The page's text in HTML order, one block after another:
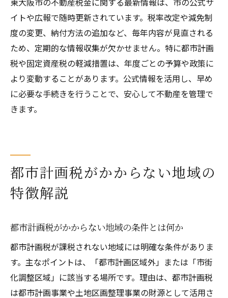
不動産税金の納税スケジュール管理の基本
納税スケジュール把握で資金計画を立てよ
う
納付期日を逃さないためのスケジュール術
不動産税金納付の分割や先払いの活用法
納税計画と固定資産税の資金準備ポイント
介
支払い方法の工夫で資金負担を分散しよう
活用
減免申請時の必要書類と注意点を押さえる
不動産税金負担を減らすための具体策を提
案
東大阪市の不動産税金対策で将来も安心
イトや広報で随時更新されています。税率改定や減免制
度の変更、納付方法の追加など、毎年内容が見直される
ため、定期的な情報収集が欠かせません。特に都市計画
税や固定資産税の軽減措置は、年度ごとの予算や政策に
より変動することがあります。公式情報を活用し、早め
に必要な手続きを行うことで、安心して不動産を管理で
きます。
都市計画税がかからない地域の
特徴解説
都市計画税がかからない地域の条件とは何か
都市計画税が課税されない地域には明確な条件がありま
す。主なポイントは、「都市計画区域外」または「市街
化調整区域」に該当する場所です。理由は、都市計画税
は都市計画事業や土地区画整理事業の財源として活用さ